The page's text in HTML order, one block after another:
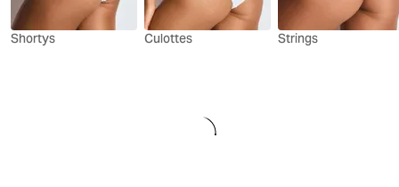
motifs, dotés de silhouettes élégantes de qualité.
Shortys Culottes Strings